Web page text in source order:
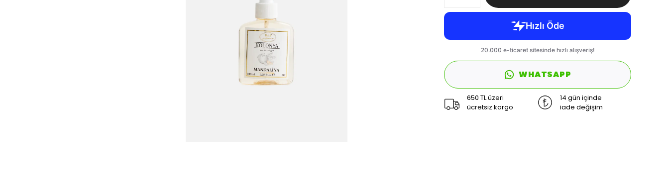
WHATSAPP
650 TL üzeri
ücretsiz kargo
14 gün içinde
iade değişim